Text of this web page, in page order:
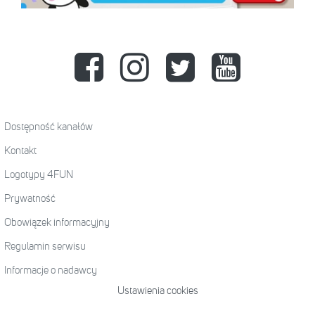
Dostępność kanałów
Kontakt
Logotypy 4FUN
Prywatność
Obowiązek informacyjny
Regulamin serwisu
Informacje o nadawcy
Ustawienia cookies